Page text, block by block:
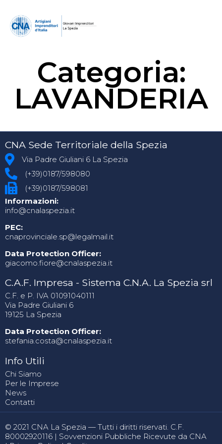
Categoria:
LAVANDERIA
CNA Sede Territoriale della Spezia
Via Padre Giuliani 6 La Spezia
(+39)0187/598080
(+39)0187/598081
Informazioni:
info@cnalaspezia.it
PEC:
cnaprovinciale.sp@legalmail.it
Data Protection Officer:
giacomo.fiore@cnalaspezia.it
C.A.F. Impresa - Sistema C.N.A. La Spezia srl
C.F. e P. IVA 01091040111
Via Padre Giuliani 6
19125 La Spezia
Data Protection Officer:
stefania.costa@cnalaspezia.it
Info Utili
Chi Siamo
Per le Imprese
News
Contatti
© 2021 CNA La Spezia — Tutti i diritti riservati. C.F.
80002920116 | Sovvenzioni Pubbliche Ricevute da CNA